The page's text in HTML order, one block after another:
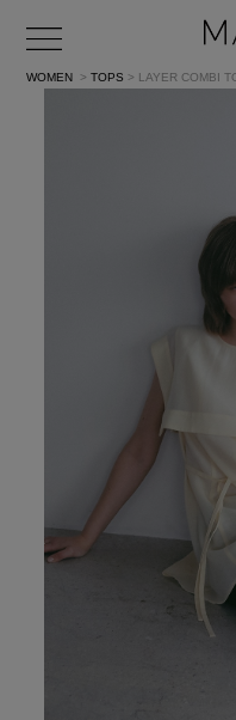
WOMEN >TOPS > LAYER COMBI